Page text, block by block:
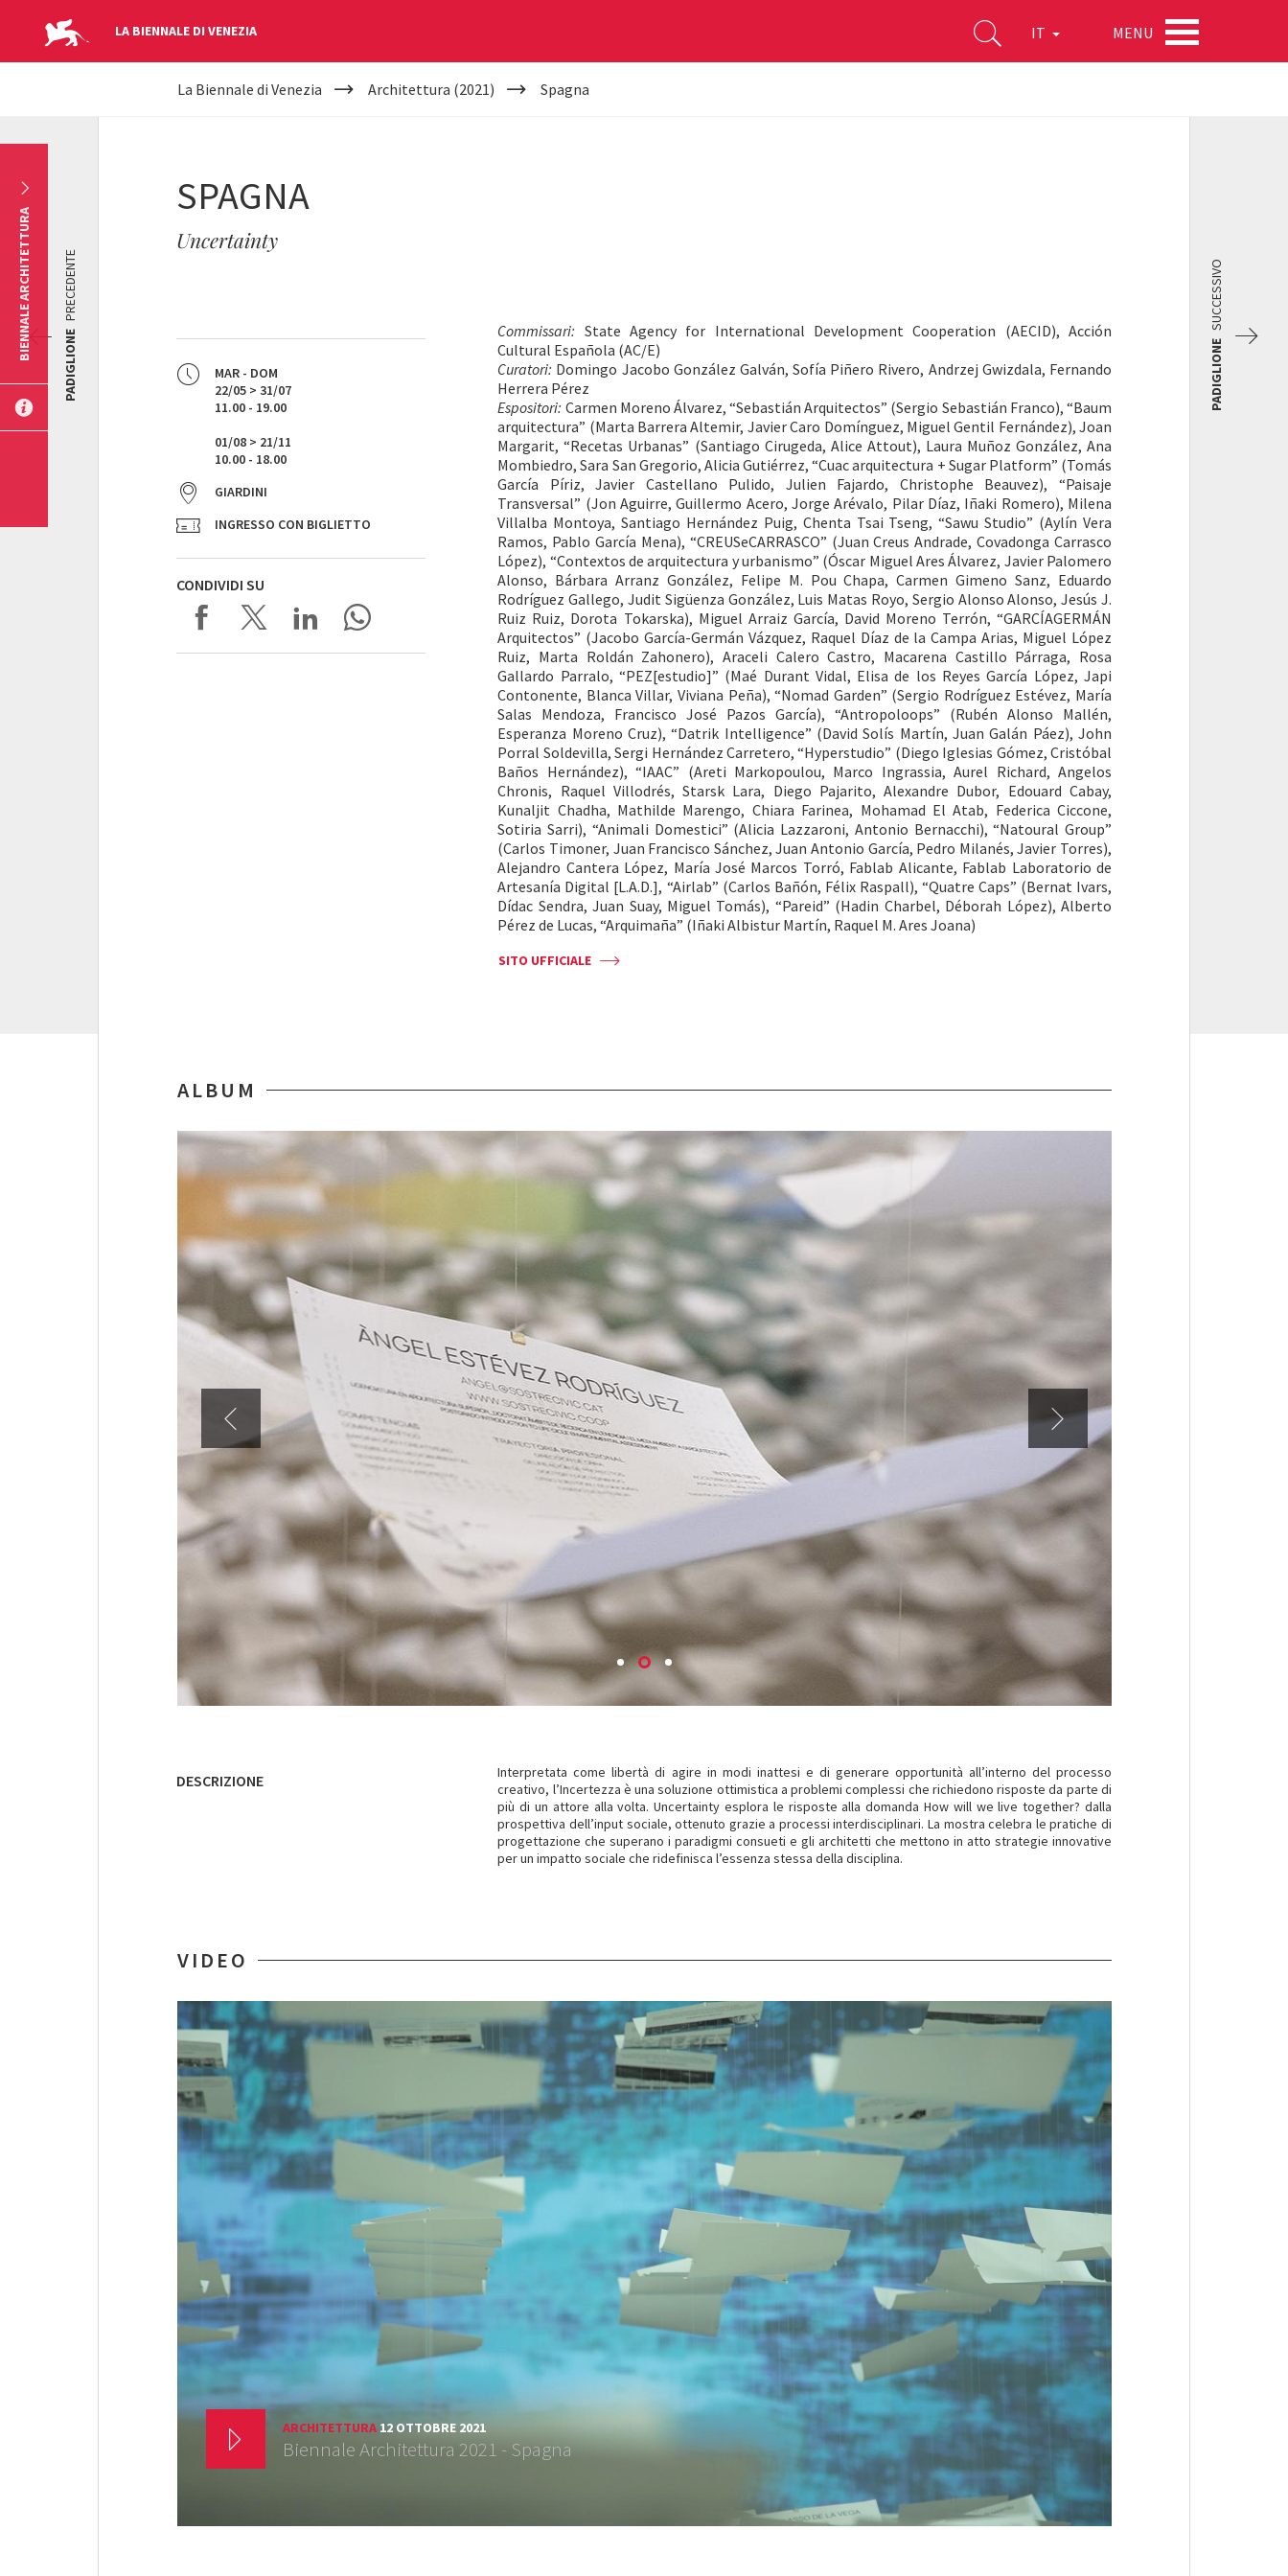
LA BIENNALE DI VENEZIA IT MENU
YOUR
La Biennale di Venezia Architettura (2021) Spagna
SPAGNA
Uncertainty
MAR - DOM
22/05 > 31/07
11.00 - 19.00
01/08 > 21/11
10.00 - 18.00
GIARDINI
INGRESSO CON BIGLIETTO
CONDIVIDI SU
Commissari: State Agency for International Development Cooperation (AECID), Acción
Cultural Española (AC/E)
Curatori: Domingo Jacobo González Galván, Sofía Piñero Rivero, Andrzej Gwizdala, Fernando
Herrera Pérez
Espositori: Carmen Moreno Álvarez, “Sebastián Arquitectos” (Sergio Sebastián Franco), “Baum
arquitectura” (Marta Barrera Altemir, Javier Caro Domínguez, Miguel Gentil Fernández), Joan
Margarit, “Recetas Urbanas” (Santiago Cirugeda, Alice Attout), Laura Muñoz González, Ana
Mombiedro, Sara San Gregorio, Alicia Gutiérrez, “Cuac arquitectura + Sugar Platform” (Tomás
García Píriz, Javier Castellano Pulido, Julien Fajardo, Christophe Beauvez), “Paisaje
Transversal” (Jon Aguirre, Guillermo Acero, Jorge Arévalo, Pilar Díaz, Iñaki Romero), Milena
Villalba Montoya, Santiago Hernández Puig, Chenta Tsai Tseng, “Sawu Studio” (Aylín Vera
Ramos, Pablo García Mena), “CREUSeCARRASCO” (Juan Creus Andrade, Covadonga Carrasco
López), “Contextos de arquitectura y urbanismo” (Óscar Miguel Ares Álvarez, Javier Palomero
Alonso, Bárbara Arranz González, Felipe M. Pou Chapa, Carmen Gimeno Sanz, Eduardo
Rodríguez Gallego, Judit Sigüenza González, Luis Matas Royo, Sergio Alonso Alonso, Jesús J.
Ruiz Ruiz, Dorota Tokarska), Miguel Arraiz García, David Moreno Terrón, “GARCÍAGERMÁN
Arquitectos” (Jacobo García-Germán Vázquez, Raquel Díaz de la Campa Arias, Miguel López
Ruiz, Marta Roldán Zahonero), Araceli Calero Castro, Macarena Castillo Párraga, Rosa
Gallardo Parralo, “PEZ[estudio]” (Maé Durant Vidal, Elisa de los Reyes García López, Japi
Contonente, Blanca Villar, Viviana Peña), “Nomad Garden” (Sergio Rodríguez Estévez, María
Salas Mendoza, Francisco José Pazos García), “Antropoloops” (Rubén Alonso Mallén,
Esperanza Moreno Cruz), “Datrik Intelligence” (David Solís Martín, Juan Galán Páez), John
Porral Soldevilla, Sergi Hernández Carretero, “Hyperstudio” (Diego Iglesias Gómez, Cristóbal
Baños Hernández), “IAAC” (Areti Markopoulou, Marco Ingrassia, Aurel Richard, Angelos
Chronis, Raquel Villodrés, Starsk Lara, Diego Pajarito, Alexandre Dubor, Edouard Cabay,
Kunaljit Chadha, Mathilde Marengo, Chiara Farinea, Mohamad El Atab, Federica Ciccone,
Sotiria Sarri), “Animali Domestici” (Alicia Lazzaroni, Antonio Bernacchi), “Natoural Group”
(Carlos Timoner, Juan Francisco Sánchez, Juan Antonio García, Pedro Milanés, Javier Torres),
Alejandro Cantera López, María José Marcos Torró, Fablab Alicante, Fablab Laboratorio de
Artesanía Digital [L.A.D.], “Airlab” (Carlos Bañón, Félix Raspall), “Quatre Caps” (Bernat Ivars,
Dídac Sendra, Juan Suay, Miguel Tomás), “Pareid” (Hadin Charbel, Déborah López), Alberto
Pérez de Lucas, “Arquimaña” (Iñaki Albistur Martín, Raquel M. Ares Joana)
SITO UFFICIALE
PADIGLIONE
SUCCESSIVO
PADIGLIONE
PRECEDENTE
ALBUM
DESCRIZIONE
Interpretata come libertà di agire in modi inattesi e di generare opportunità all’interno del processo
creativo, l’Incertezza è una soluzione ottimistica a problemi complessi che richiedono risposte da parte di
più di un attore alla volta. Uncertainty esplora le risposte alla domanda How will we live together? dalla
prospettiva dell’input sociale, ottenuto grazie a processi interdisciplinari. La mostra celebra le pratiche di
progettazione che superano i paradigmi consueti e gli architetti che mettono in atto strategie innovative
per un impatto sociale che ridefinisca l’essenza stessa della disciplina.
VIDEO
ARCHITETTURA 12 OTTOBRE 2021
Biennale Architettura 2021 - Spagna
BIENNALE ARCHITETTURA